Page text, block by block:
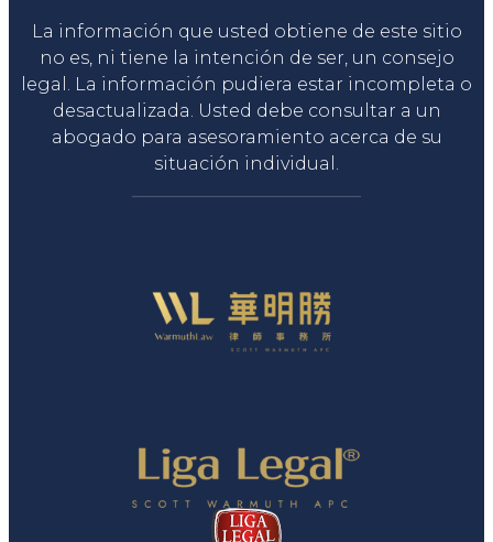
La información que usted obtiene de este sitio
no es, ni tiene la intención de ser, un consejo
legal. La información pudiera estar incompleta o
desactualizada. Usted debe consultar a un
abogado para asesoramiento acerca de su
situación individual.